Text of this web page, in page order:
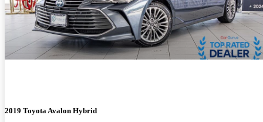
2019 Toyota Avalon Hybrid